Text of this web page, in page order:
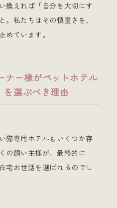
換えれば「自分を大切にす
。私たちはその慎重さを、
めています。
ナー様がペットホテル
を選ぶべき理由
猫専用ホテルもいくつか存
の飼い主様が、最終的に
宅お世話を選ばれるのでし